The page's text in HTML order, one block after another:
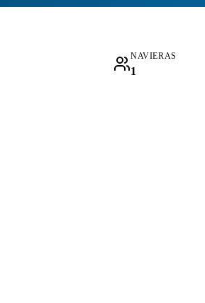
NAVIERAS
1